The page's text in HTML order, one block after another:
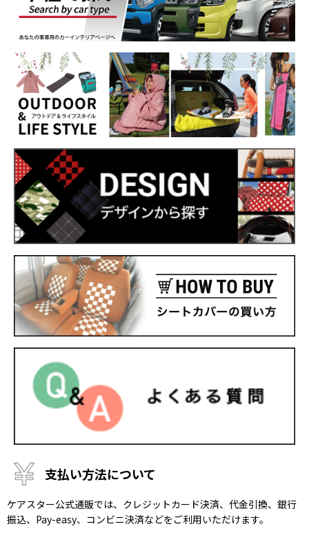
支払い方法について
ケアスター公式通販では、クレジットカード決済、代金引換、銀行
振込、Pay-easy、コンビニ決済などをご利用いただけます。